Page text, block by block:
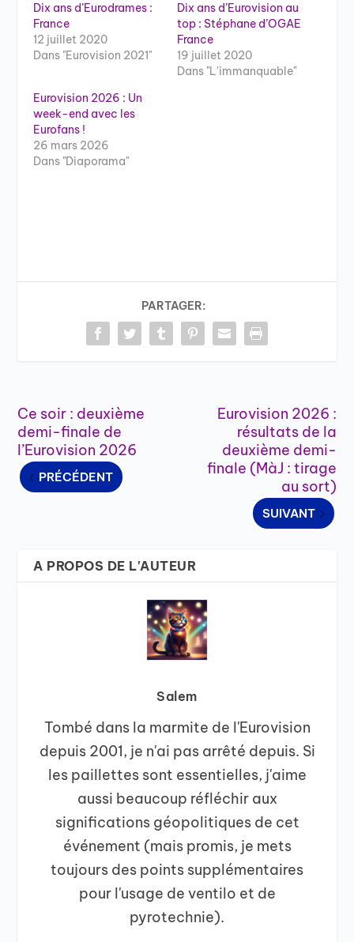
Dix ans d’Eurodrames :
France
12 juillet 2020
Dans "Eurovision 2021"
Dix ans d’Eurovision au
top : Stéphane d’OGAE
France
19 juillet 2020
Dans "L'immanquable"
Eurovision 2026 : Un
week-end avec les
Eurofans !
26 mars 2026
Dans "Diaporama"
PARTAGER:
Ce soir : deuxième
demi-finale de
l’Eurovision 2026
PRÉCÉDENT
Eurovision 2026 :
résultats de la
deuxième demi-
finale (MàJ : tirage
au sort)
SUIVANT
A PROPOS DE L'AUTEUR
Salem
Tombé dans la marmite de l'Eurovision
depuis 2001, je n'ai pas arrêté depuis. Si
les paillettes sont essentielles, j'aime
aussi beaucoup réfléchir aux
significations géopolitiques de cet
événement (mais promis, je mets
toujours des points supplémentaires
pour l'usage de ventilo et de
pyrotechnie).